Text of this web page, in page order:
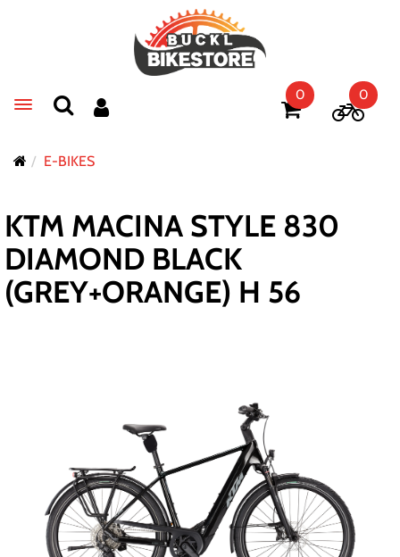
Toggle navigation
0 0
E-BIKES
KTM MACINA STYLE 830
DIAMOND BLACK
(GREY+ORANGE) H 56